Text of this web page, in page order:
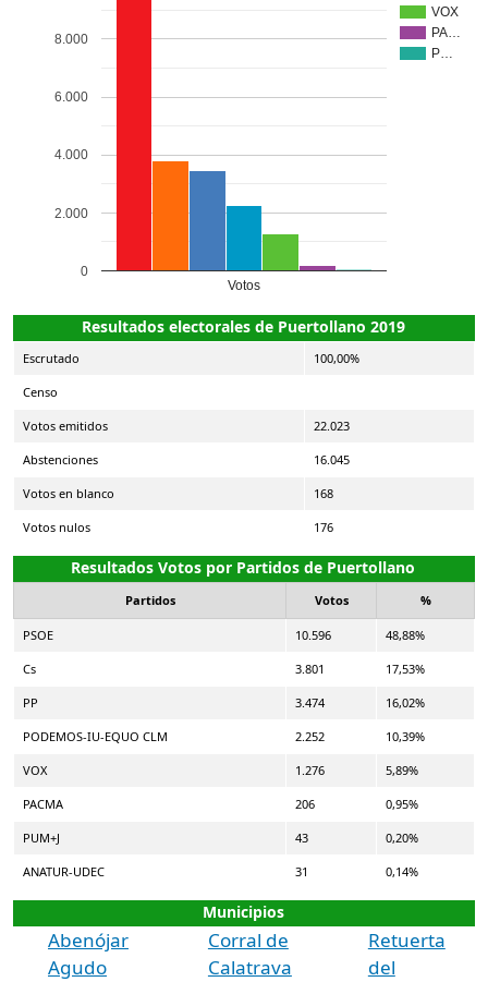
VOX
PA…
P…
Votos
0
2.000
4.000
6.000
8.000
Resultados electorales de Puertollano 2019
Escrutado 100,00%
Censo
Votos emitidos 22.023
Abstenciones 16.045
Votos en blanco 168
Votos nulos 176
Resultados Votos por Partidos de Puertollano
Partidos Votos %
PSOE 10.596 48,88%
Cs 3.801 17,53%
PP 3.474 16,02%
PODEMOS-IU-EQUO CLM 2.252 10,39%
VOX 1.276 5,89%
PACMA 206 0,95%
PUM+J 43 0,20%
ANATUR-UDEC 31 0,14%
Municipios
Abenójar
Agudo
Corral de
Calatrava
Retuerta
del